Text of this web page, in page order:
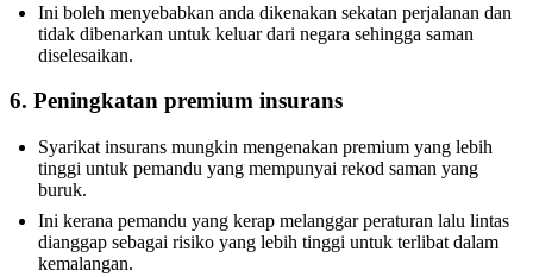
Ini boleh menyebabkan anda dikenakan sekatan perjalanan dan
tidak dibenarkan untuk keluar dari negara sehingga saman
diselesaikan.
6. Peningkatan premium insurans
Syarikat insurans mungkin mengenakan premium yang lebih
tinggi untuk pemandu yang mempunyai rekod saman yang
buruk.
Ini kerana pemandu yang kerap melanggar peraturan lalu lintas
dianggap sebagai risiko yang lebih tinggi untuk terlibat dalam
kemalangan.